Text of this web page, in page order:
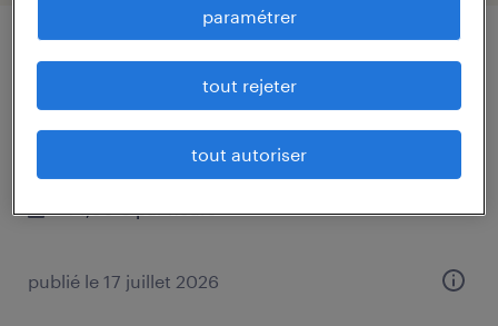
animateur (f/h) en habitat inclusif à st
malo - juillet/aout
intérim
14,00 € par heure
publié le 17 juillet 2026
paramétrer
tout rejeter
tout autoriser